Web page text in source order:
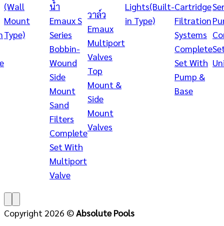
(Wall
Mount
Type)
น้ำ
Emaux S
Series
Bobbin-
Wound
Side
Mount
Sand
Filters
Complete
Set With
Multiport
Valve
วาล์ว
Emaux
Multiport
Valves
Top
Mount &
Side
Mount
Valves
Lights(Built-
in Type)
Cartridge
Filtration
Systems
Complete
Set With
Pump &
Base
Copyright 2026 ©Absolute Pools